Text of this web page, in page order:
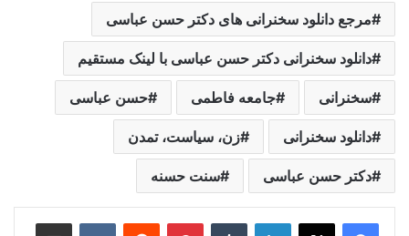
مرجع دانلود سخنرانی های دکتر حسن عباسی
دانلود سخنرانی دکتر حسن عباسی با لینک مستقیم
سخنرانی جامعه فاطمی حسن عباسی
دانلود سخنرانی زن، سياست، تمدن
دکتر حسن عباسی سنت حسنه
لینکدین ‫تامبلر ‫پین‌ترست‫رددیت ‫VKontakteاشتراک گذاری از طریق ایمیل